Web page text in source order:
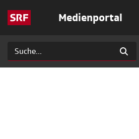
Medienportal